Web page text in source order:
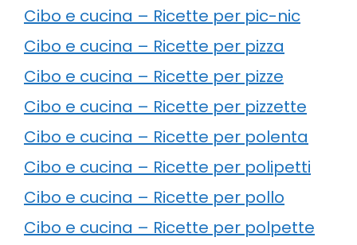
Cibo e cucina – Ricette per pic-nic
Cibo e cucina – Ricette per pizza
Cibo e cucina – Ricette per pizze
Cibo e cucina – Ricette per pizzette
Cibo e cucina – Ricette per polenta
Cibo e cucina – Ricette per polipetti
Cibo e cucina – Ricette per pollo
Cibo e cucina – Ricette per polpette